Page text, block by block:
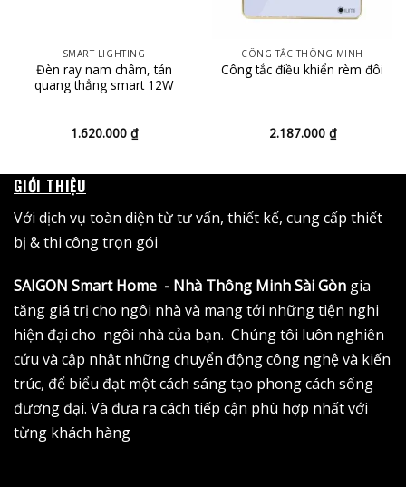
SMART LIGHTING
Đèn ray nam châm, tán
quang thẳng smart 12W
1.620.000 ₫
CÔNG TẮC THÔNG MINH
Công tắc điều khiển rèm đôi
2.187.000 ₫
GIỚI THIỆU
Với dịch vụ toàn diện từ tư vấn, thiết kế, cung cấp thiết
bị & thi công trọn gói
SAIGON Smart Home - Nhà Thông Minh Sài Gòn gia
tăng giá trị cho ngôi nhà và mang tới những tiện nghi
hiện đại cho ngôi nhà của bạn. Chúng tôi luôn nghiên
cứu và cập nhật những chuyển động công nghệ và kiến
trúc, để biểu đạt một cách sáng tạo phong cách sống
đương đại. Và đưa ra cách tiếp cận phù hợp nhất với
từng khách hàng